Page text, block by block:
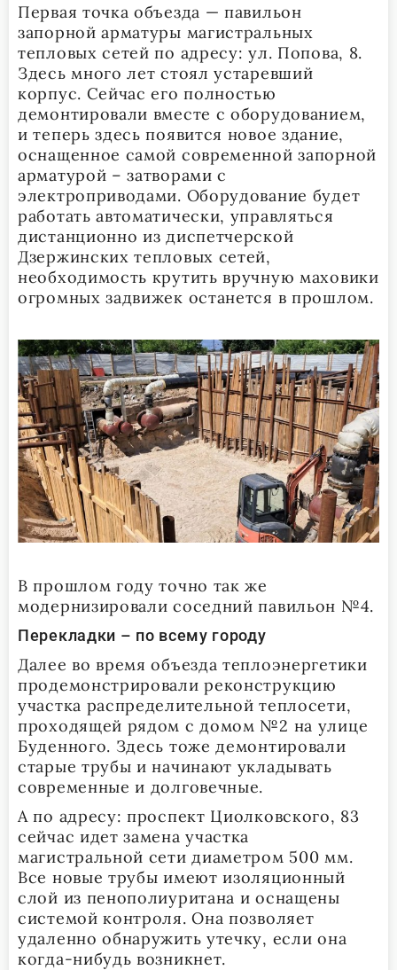
Первая точка объезда — павильон
запорной арматуры магистральных
тепловых сетей по адресу: ул. Попова, 8.
Здесь много лет стоял устаревший
корпус. Сейчас его полностью
демонтировали вместе с оборудованием,
и теперь здесь появится новое здание,
оснащенное самой современной запорной
арматурой – затворами с
электроприводами. Оборудование будет
работать автоматически, управляться
дистанционно из диспетчерской
Дзержинских тепловых сетей,
необходимость крутить вручную маховики
огромных задвижек останется в прошлом.
В прошлом году точно так же
модернизировали соседний павильон №4.
Перекладки – по всему городу
Далее во время объезда теплоэнергетики
продемонстрировали реконструкцию
участка распределительной теплосети,
проходящей рядом с домом №2 на улице
Буденного. Здесь тоже демонтировали
старые трубы и начинают укладывать
современные и долговечные.
А по адресу: проспект Циолковского, 83
сейчас идет замена участка
магистральной сети диаметром 500 мм.
Все новые трубы имеют изоляционный
слой из пенополиуритана и оснащены
системой контроля. Она позволяет
удаленно обнаружить утечку, если она
когда-нибудь возникнет.